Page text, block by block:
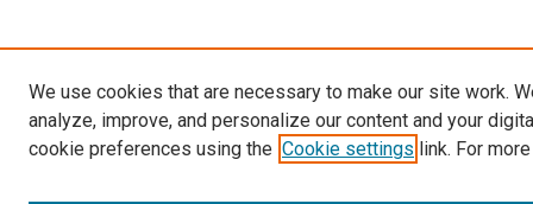
We use cookies that are necessary to make our site work.
analyze, improve, and personalize our content and your
cookie preferences using the Cookie settings link. For